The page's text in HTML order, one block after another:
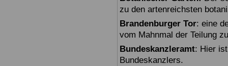
zu den artenreichsten
Brandenburger Tor: eine
vom Mahnmal der Teilung
Bundeskanzleramt: Hier
Bundeskanzlers.